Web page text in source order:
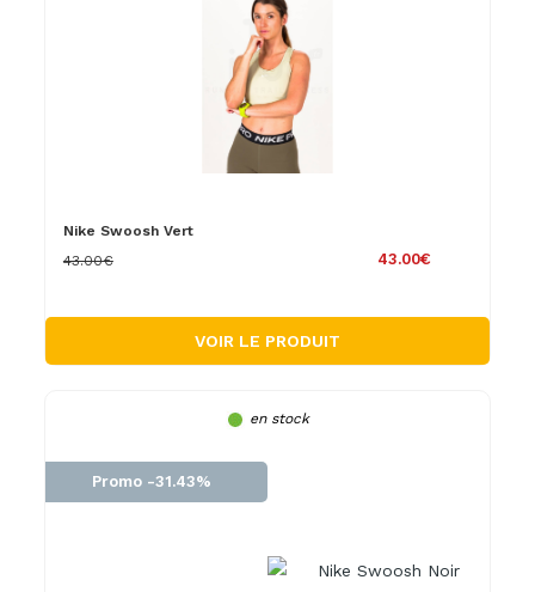
Nike Swoosh Vert
43.00€
43.00€
VOIR LE PRODUIT
en stock
Promo -31.43%